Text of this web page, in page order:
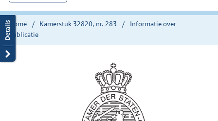
hier:
Home Kamerstuk 32820, nr. 283
Informatie over
publicatie